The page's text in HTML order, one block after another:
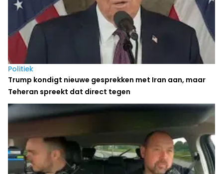
Politiek
Trump kondigt nieuwe gesprekken met Iran aan, maar
Teheran spreekt dat direct tegen